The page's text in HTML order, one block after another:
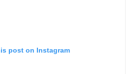
post on Instagram